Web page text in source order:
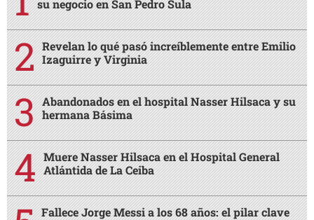
su negocio en San Pedro Sula
Revelan lo qué pasó increíblemente entre Emilio
Izaguirre y Virginia
Abandonados en el hospital Nasser Hilsaca y su
hermana Básima
Muere Nasser Hilsaca en el Hospital General
Atlántida de La Ceiba
Fallece Jorge Messi a los 68 años: el pilar clave